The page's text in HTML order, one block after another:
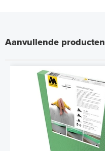
Aanvullende producten